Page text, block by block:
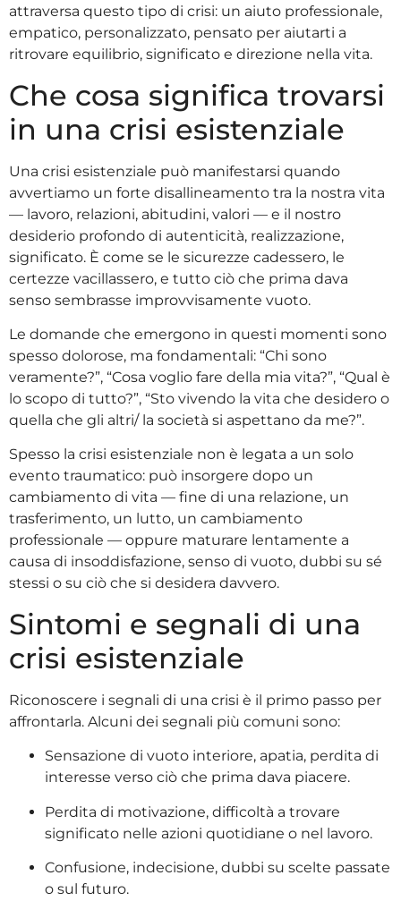
attraversa questo tipo di crisi: un aiuto professionale,
empatico, personalizzato, pensato per aiutarti a
ritrovare equilibrio, significato e direzione nella vita.
Che cosa significa trovarsi
in una crisi esistenziale
Una crisi esistenziale può manifestarsi quando
avvertiamo un forte disallineamento tra la nostra vita
— lavoro, relazioni, abitudini, valori — e il nostro
desiderio profondo di autenticità, realizzazione,
significato. È come se le sicurezze cadessero, le
certezze vacillassero, e tutto ciò che prima dava
senso sembrasse improvvisamente vuoto.
Le domande che emergono in questi momenti sono
spesso dolorose, ma fondamentali: “Chi sono
veramente?”, “Cosa voglio fare della mia vita?”, “Qual è
lo scopo di tutto?”, “Sto vivendo la vita che desidero o
quella che gli altri/ la società si aspettano da me?”.
Spesso la crisi esistenziale non è legata a un solo
evento traumatico: può insorgere dopo un
cambiamento di vita — fine di una relazione, un
trasferimento, un lutto, un cambiamento
professionale — oppure maturare lentamente a
causa di insoddisfazione, senso di vuoto, dubbi su sé
stessi o su ciò che si desidera davvero.
Sintomi e segnali di una
crisi esistenziale
Riconoscere i segnali di una crisi è il primo passo per
affrontarla. Alcuni dei segnali più comuni sono:
Sensazione di vuoto interiore, apatia, perdita di
interesse verso ciò che prima dava piacere.
Perdita di motivazione, difficoltà a trovare
significato nelle azioni quotidiane o nel lavoro.
Confusione, indecisione, dubbi su scelte passate
o sul futuro.